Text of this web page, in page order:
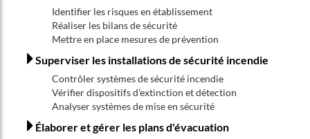
Identifier les risques en établissement
Réaliser les bilans de sécurité
Mettre en place mesures de prévention
Superviser les installations de sécurité incendie
Contrôler systèmes de sécurité incendie
Vérifier dispositifs d’extinction et détection
Analyser systèmes de mise en sécurité
Élaborer et gérer les plans d'évacuation